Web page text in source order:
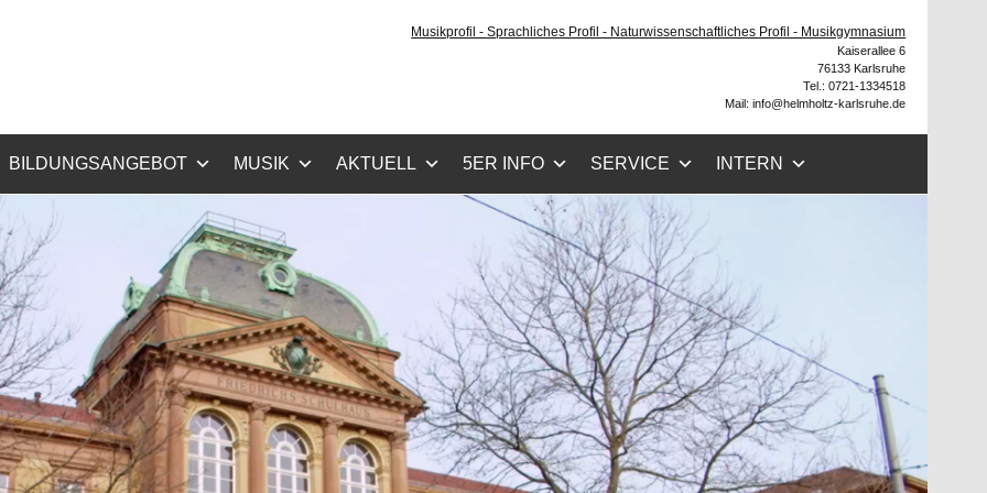
Gymnasium KarlsruheMusikprofil - Sprachliches Profil - Naturwissenschaftliches Profil - Musikgymnasium
Kaiserallee 6
76133 Karlsruhe
Tel.: 0721-1334518
Mail: info@helmholtz-karlsruhe.de
BILDUNGSANGEBOT MUSIK AKTUELL 5ER INFO SERVICE INTERN